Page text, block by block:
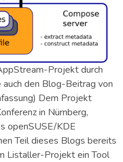
Projekt durch
den Blog-Beitrag von
Dem Projekt
in Nürnberg,
openSUSE/KDE
Teil dieses Blogs bereits
Listaller-Projekt ein Tool